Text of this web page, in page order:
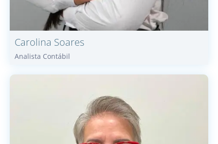
Carolina Soares
Analista Contábil